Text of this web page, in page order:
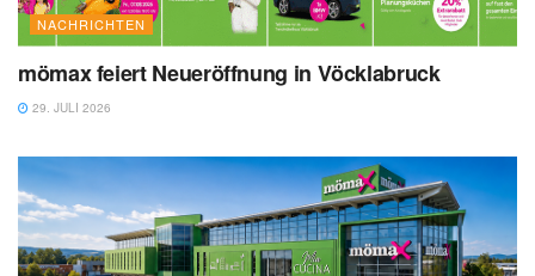
NACHRICHTEN
mömax feiert Neueröffnung in Vöcklabruck
29. JULI 2026